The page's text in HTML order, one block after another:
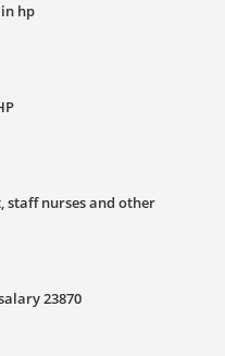
hp
staff nurses and other
23870